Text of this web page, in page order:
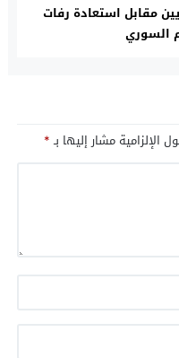
مقابل استعادة رفات
السوري
الإلزامية مشار إليها بـ*